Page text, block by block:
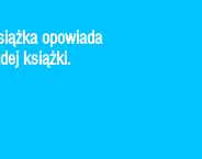
opowiada
książki.